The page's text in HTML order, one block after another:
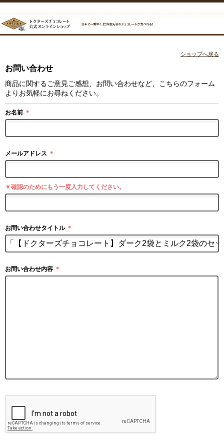
ショップへ戻る
お問い合わせ
商品に関するご意見ご感想、お問い合わせなど、こちらのフォーム
よりお気軽にお尋ねください。
お名前 ＊
メールアドレス ＊
▼確認のためにもう一度入力してください。
お問い合わせタイトル ＊
お問い合わせ内容 ＊